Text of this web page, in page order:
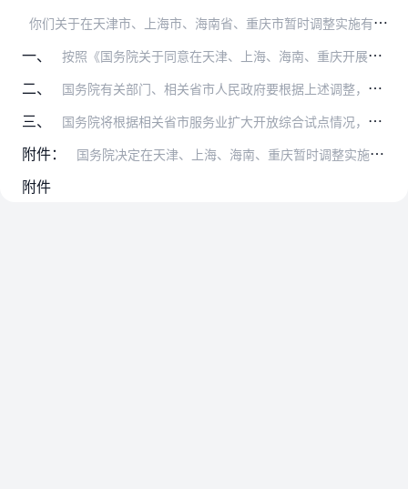
你
们关于在天津市、上海市、海南省、重庆市暂时调整实施有关行政法规规定的请示收悉。现批复如下：
一、
按照《国务院关于同意在天津、上海、海南、重庆开展服务业扩大开放综合试点的批复》（国函〔2021〕37号），同意自即日起至2024年4月8日，在相关省市暂时调整实…
二、 国务院有关部门、相关省市人民政府要根据上述调整，及时对本部门、本省市制定的规章和规范性文件作相应调整，建立与服务业扩大开放综合试点相适应的管理制度。
三、 国务院将根据相关省市服务业扩大开放综合试点情况，适时对本批复的内容进行调整。
附件： 国务院决定在天津、上海、海南、重庆暂时调整实施的有关行政法规规定目录
附件